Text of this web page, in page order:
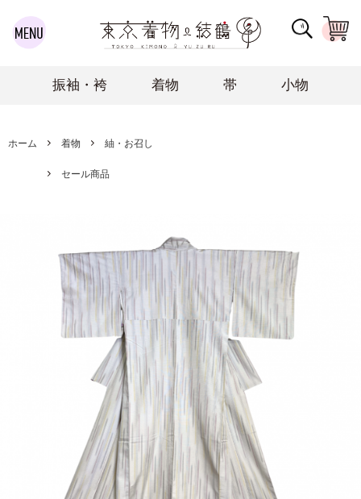
振袖・袴 着物 帯 小物
ホーム 着物 紬・お召し
セール商品